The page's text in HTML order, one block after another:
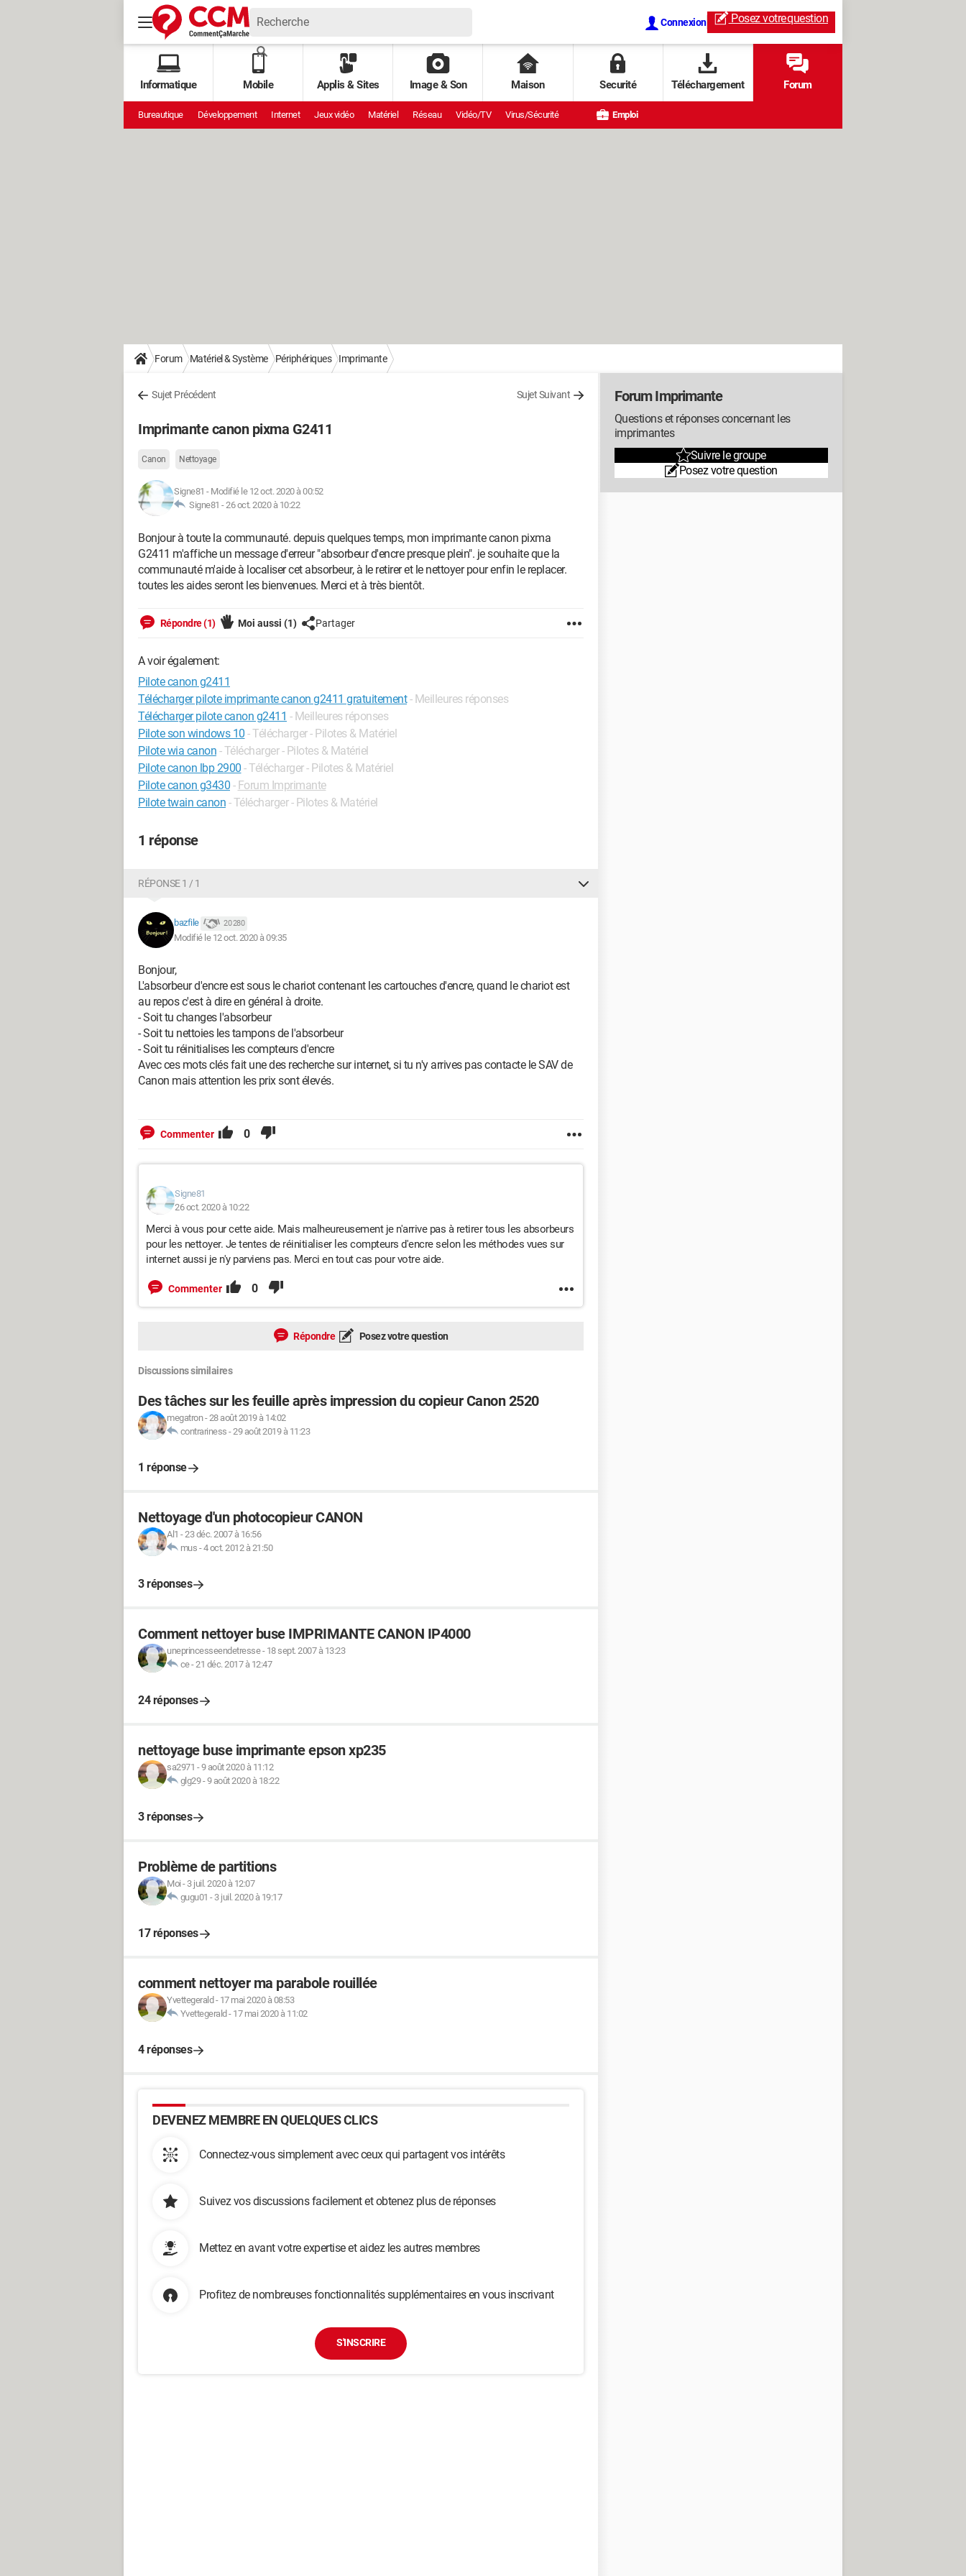
Connexion Posez votrequestion
Informatique Mobile Applis & Sites Image & Son Maison Securité Téléchargement Forum
Bureautique Développement Internet Jeux vidéo Matériel Réseau Vidéo/TV Virus/Sécurité Emploi
Forum Matériel & Système Périphériques Imprimante
Sujet Précédent Sujet Suivant
Imprimante canon pixma G2411
Canon Nettoyage
Signe81 - Modifié le 12 oct. 2020 à 00:52
Signe81 -26 oct. 2020 à 10:22
Bonjour à toute la communauté. depuis quelques temps, mon imprimante canon pixma
G2411 m'affiche un message d'erreur "absorbeur d'encre presque plein". je souhaite que la
communauté m'aide à localiser cet absorbeur, à le retirer et le nettoyer pour enfin le replacer.
toutes les aides seront les bienvenues. Merci et à très bientôt.
Répondre (1) Moi aussi (1) Partager
A voir également:
Pilote canon g2411
Télécharger pilote imprimante canon g2411 gratuitement - Meilleures réponses
Télécharger pilote canon g2411 - Meilleures réponses
Pilote son windows 10 - Télécharger - Pilotes & Matériel
Pilote wia canon - Télécharger - Pilotes & Matériel
Pilote canon lbp 2900 - Télécharger - Pilotes & Matériel
Pilote canon g3430 - Forum Imprimante
Pilote twain canon - Télécharger - Pilotes & Matériel
1 réponse
RÉPONSE 1 / 1
bazfile 20 280
Modifié le 12 oct. 2020 à 09:35
Bonjour,
L'absorbeur d'encre est sous le chariot contenant les cartouches d'encre, quand le chariot est
au repos c'est à dire en général à droite.
- Soit tu changes l'absorbeur
- Soit tu nettoies les tampons de l'absorbeur
- Soit tu réinitialises les compteurs d'encre
Avec ces mots clés fait une des recherche sur internet, si tu n'y arrives pas contacte le SAV de
Canon mais attention les prix sont élevés.
Commenter 0
Signe81
26 oct. 2020 à 10:22
Merci à vous pour cette aide. Mais malheureusement je n'arrive pas à retirer tous les absorbeurs
pour les nettoyer. Je tentes de réinitialiser les compteurs d'encre selon les méthodes vues sur
internet aussi je n'y parviens pas. Merci en tout cas pour votre aide.
Commenter 0
Répondre Posez votre question
Discussions similaires
Des tâches sur les feuille après impression du copieur Canon 2520
megatron-28 août 2019 à 14:02
contrariness -29 août 2019 à 11:23
1 réponse
Nettoyage d'un photocopieur CANON
Al1 -23 déc. 2007 à 16:56
mus -4 oct. 2012 à 21:50
3 réponses
Comment nettoyer buse IMPRIMANTE CANON IP4000
uneprincesseendetresse- 18 sept. 2007 à 13:23
ce-21 déc. 2017 à 12:47
24 réponses
nettoyage buse imprimante epson xp235
sa2971 -9 août 2020 à 11:12
glg29-9 août 2020 à 18:22
3 réponses
Problème de partitions
Moi - 3 juil. 2020 à 12:07
gugu01 - 3 juil. 2020 à 19:17
17 réponses
comment nettoyer ma parabole rouillée
Yvettegerald - 17 mai 2020 à 08:53
Yvettegerald - 17 mai 2020 à 11:02
4 réponses
DEVENEZ MEMBRE EN QUELQUES CLICS
Connectez-vous simplement avec ceux qui partagent vos intérêts
Suivez vos discussions facilement et obtenez plus de réponses
Mettez en avant votre expertise et aidez les autres membres
Profitez de nombreuses fonctionnalités supplémentaires en vous inscrivant
S'INSCRIRE
Forum Imprimante
Questions et réponses concernant les
imprimantes
Suivre le groupe
Posez votre question